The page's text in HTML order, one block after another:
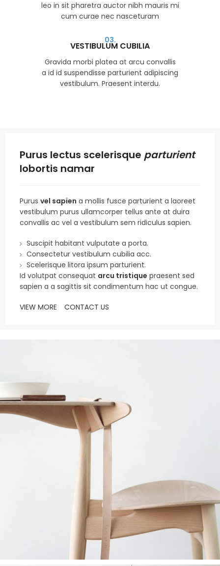
leo in sit pharetra auctor nibh mauris mi
cum curae nec nasceturam
03.
VESTIBULUM CUBILIA
Gravida morbi platea at arcu convallis
a id id suspendisse parturient adipiscing
vestibulum. Praesent interdu.
Purus lectus scelerisque parturient
lobortis namar
Purus vel sapien a mollis fusce parturient a laoreet
vestibulum purus ullamcorper tellus ante at duira
convallis ac vel a vestibulum sem ridiculus sapien.
Suscipit habitant vulputate a porta.
Consectetur vestibulum cubilia acc.
Scelerisque litora ipsum parturient.
Id volutpat consequat arcu tristique praesent sed
sapien a a sagittis sit condimentum hac ut congue.
VIEW MORE CONTACT US